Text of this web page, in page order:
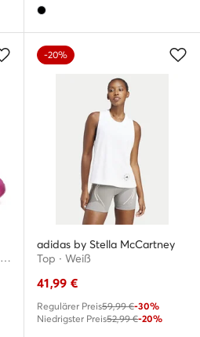
Sportswear JH8950 · Fitnessschuhe
-20%
adidas by Stella McCartney
Top · Weiß
41,99 €
Regulärer Preis59,99 €-30%
Niedrigster Preis52,99 €-20%